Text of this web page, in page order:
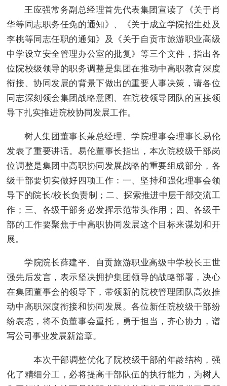
王应强常务副总经理首先代表集团宣读了《关于肖
华等同志职务任免的通知》、《关于成立学院招生处及
李桃等同志任职的通知》及《关于自贡市旅游职业高级
中学设立安全管理办公室的批复》等三个文件，指出各
位院校级领导的职务调整是集团在推动中高职教育深度
衔接、协同发展的背景下做出的重要人事决策，请各位
同志深刻领会集团战略意图、在院校领导团队的直接领
导下扎实推进院校协同发展工作。
树人集团董事长兼总经理、学院理事会理事长易伦
发表了重要讲话。易伦董事长指出，本次院校级干部岗
位调整是集团中高职协同发展战略的重要组成部分，各
级干部要切实做好四项工作：一、坚持和强化理事会领
导下的院长/校长负责制；二、探索推进中层干部交流工
作；三、各级干部务必发挥示范带头作用；四、各级干
部的工作要聚焦于中高职协同发展这个目标来谋划和开
展。
学院院长薛建平、自贡旅游职业高级中学校长王世
强先后发言，表示坚决拥护集团领导的战略部署，决心
在集团董事会的领导下，带领新的院校管理团队高效推
动中高职深度衔接和协同发展。各位新任院校级干部纷
纷表态，将不负董事会重托，勇于担当，齐心协力，谱
写公司事业发展新篇章。
本次干部调整优化了院校级干部的年龄结构，强
化了精细分工，必将提高干部队伍的执行能力，为树人